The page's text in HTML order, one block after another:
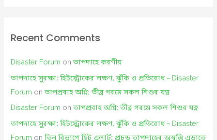
Recent Comments
Disaster Forum onতাপদাহে করণীয়
তাপদাহে সুরক্ষা: হিটস্ট্রোকের লক্ষণ, ঝুঁকি ও প্রতিরোধ – Disaster
Forum onতাপপ্রবাহ অগ্নি: তীব্র গরমে সকল শিশুর যত্ন
Disaster Forum onতাপপ্রবাহ অগ্নি: তীব্র গরমে সকল শিশুর যত্ন
তাপদাহে সুরক্ষা: হিটস্ট্রোকের লক্ষণ, ঝুঁকি ও প্রতিরোধ – Disaster